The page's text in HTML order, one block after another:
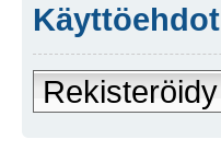
Käyttöehdot
Rekisteröidy